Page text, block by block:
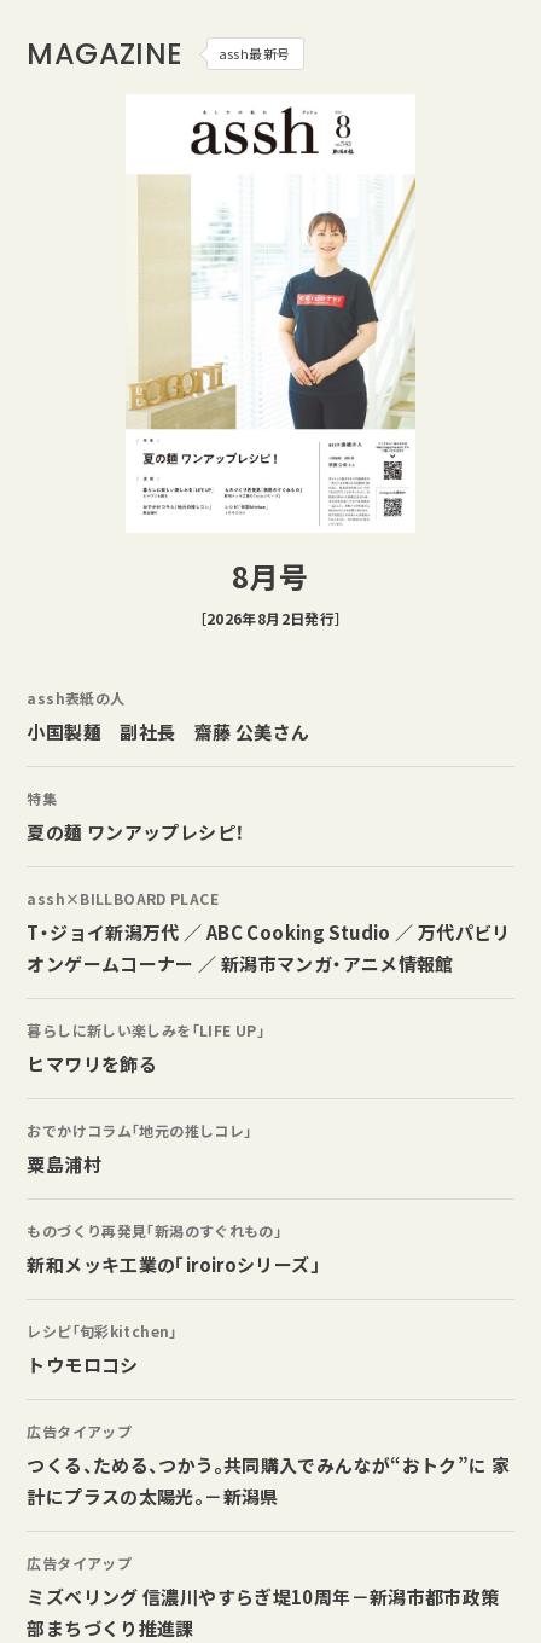
MAGAZINE assh最新号
8月号
［2026年8月2日発行］
assh表紙の人
小国製麺 副社長 齋藤 公美さん
特集
夏の麺 ワンアップレシピ！
assh×BILLBOARD PLACE
T・ジョイ新潟万代 ／ ABC Cooking Studio ／ 万代パビリ
オンゲームコーナー ／ 新潟市マンガ・アニメ情報館
暮らしに新しい楽しみを「LIFE UP」
ヒマワリを飾る
おでかけコラム「地元の推しコレ」
粟島浦村
ものづくり再発見「新潟のすぐれもの」
新和メッキ工業の「iroiroシリーズ」
レシピ「旬彩kitchen」
トウモロコシ
広告タイアップ
つくる、ためる、つかう。共同購入でみんなが“おトク”に 家
計にプラスの太陽光。－新潟県
広告タイアップ
ミズベリング 信濃川やすらぎ堤10周年－新潟市都市政策
部まちづくり推進課